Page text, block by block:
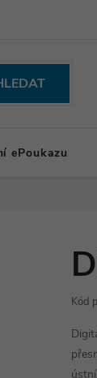
ePoukazu
Kód